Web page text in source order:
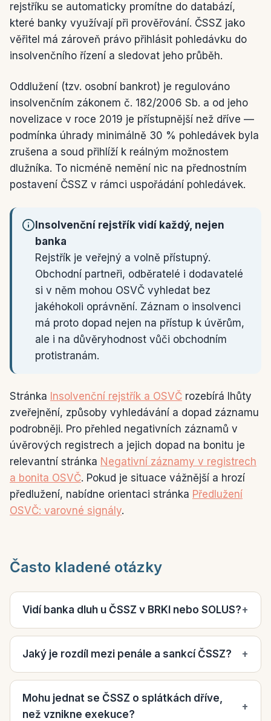
rejstříku se automaticky promítne do databází,
které banky využívají při prověřování. ČSSZ jako
věřitel má zároveň právo přihlásit pohledávku do
insolvenčního řízení a sledovat jeho průběh.
Oddlužení (tzv. osobní bankrot) je regulováno
insolvenčním zákonem č. 182/2006 Sb. a od jeho
novelizace v roce 2019 je přístupnější než dříve —
podmínka úhrady minimálně 30 % pohledávek byla
zrušena a soud přihlíží k reálným možnostem
dlužníka. To nicméně nemění nic na přednostním
postavení ČSSZ v rámci uspořádání pohledávek.
Insolvenční rejstřík vidí každý, nejen
banka
Rejstřík je veřejný a volně přístupný.
Obchodní partneři, odběratelé i dodavatelé
si v něm mohou OSVČ vyhledat bez
jakéhokoli oprávnění. Záznam o insolvenci
má proto dopad nejen na přístup k úvěrům,
ale i na důvěryhodnost vůči obchodním
protistranám.
Stránka Insolvenční rejstřík a OSVČ rozebírá lhůty
zveřejnění, způsoby vyhledávání a dopad záznamu
podrobněji. Pro přehled negativních záznamů v
úvěrových registrech a jejich dopad na bonitu je
relevantní stránka Negativní záznamy v registrech
a bonita OSVČ. Pokud je situace vážnější a hrozí
předlužení, nabídne orientaci stránka Předlužení
OSVČ: varovné signály.
Často kladené otázky
Vidí banka dluh u ČSSZ v BRKI nebo SOLUS?+
Jaký je rozdíl mezi penále a sankcí ČSSZ? +
Mohu jednat se ČSSZ o splátkách dříve,
než vznikne exekuce?
+